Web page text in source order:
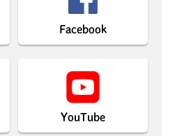
Facebook
YouTube